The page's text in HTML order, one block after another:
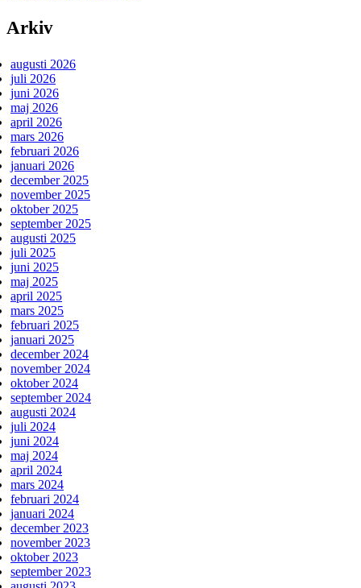
Arkiv
augusti 2026
juli 2026
juni 2026
maj 2026
april 2026
mars 2026
februari 2026
januari 2026
december 2025
november 2025
oktober 2025
september 2025
augusti 2025
juli 2025
juni 2025
maj 2025
april 2025
mars 2025
februari 2025
januari 2025
december 2024
november 2024
oktober 2024
september 2024
augusti 2024
juli 2024
juni 2024
maj 2024
april 2024
mars 2024
februari 2024
januari 2024
december 2023
november 2023
oktober 2023
september 2023